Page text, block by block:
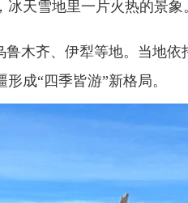
天雪地里一片火热的景象
木齐、伊犁等地。当地依
成“四季皆游”新格局。